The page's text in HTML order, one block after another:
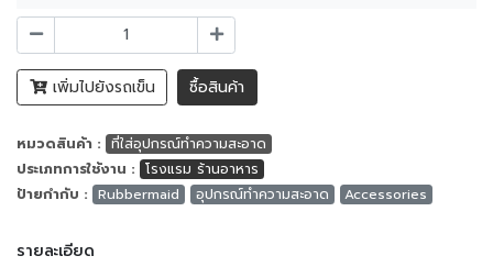
เพิ่มไปยังรถเข็น ซื้อสินค้า
หมวดสินค้า : ที่ใส่อุปกรณ์ทำความสะอาด
ประเภทการใช้งาน : โรงแรม ร้านอาหาร
ป้ายกำกับ : Rubbermaid อุปกรณ์ทำความสะอาด Accessories
รายละเอียด